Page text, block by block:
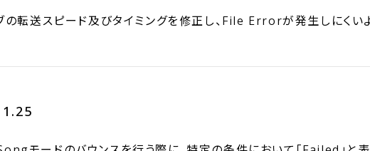
の転送スピード及びタイミングを修正し、File Errorが発生しにくい